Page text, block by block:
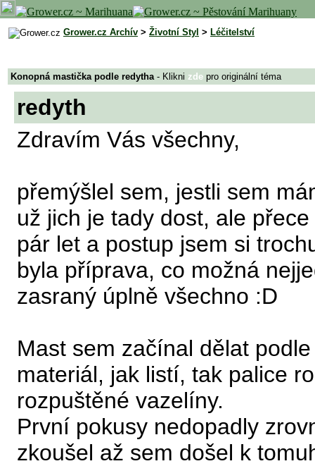
Grower.cz Archív > Životní Styl > Léčitelství
Konopná mastička podle redytha- Klikni zde pro originální téma
redyth
Zdravím Vás všechny,
přemýšlel sem, jestli sem
už jich je tady dost, ale
pár let a postup jsem si
byla příprava, co možná
zasraný úplně všechno :D
Mast sem začínal dělat
materiál, jak listí, tak palice
rozpuštěné vazelíny.
První pokusy nedopadly
zkoušel až sem došel k